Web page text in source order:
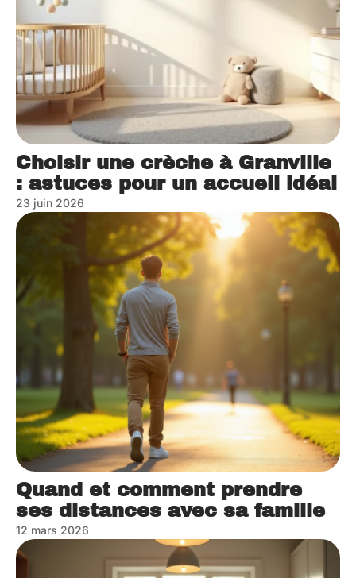
Choisir une crèche à Granville
: astuces pour un accueil idéal
23 juin 2026
Quand et comment prendre
ses distances avec sa famille
12 mars 2026